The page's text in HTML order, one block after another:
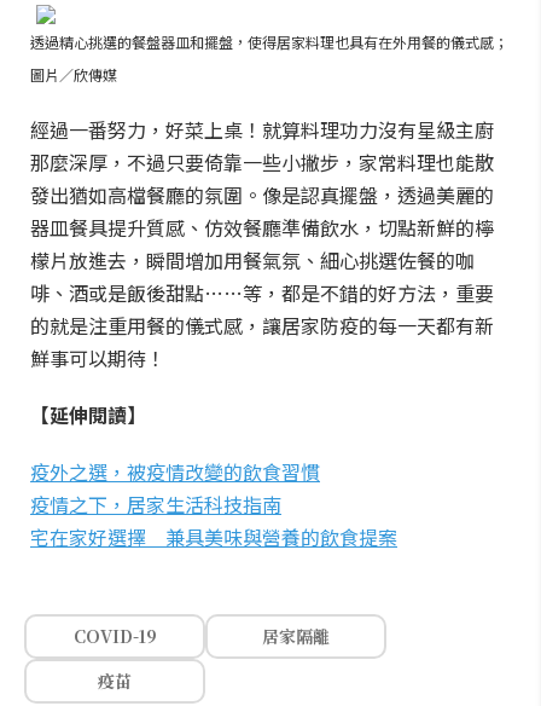
透過精心挑選的餐盤器皿和擺盤，使得居家料理也具有在外用餐的儀式感；
圖片／欣傳媒
經過一番努力，好菜上桌！就算料理功力沒有星級主廚
那麼深厚，不過只要倚靠一些小撇步，家常料理也能散
發出猶如高檔餐廳的氛圍。像是認真擺盤，透過美麗的
器皿餐具提升質感、仿效餐廳準備飲水，切點新鮮的檸
檬片放進去，瞬間增加用餐氣氛、細心挑選佐餐的咖
啡、酒或是飯後甜點……等，都是不錯的好方法，重要
的就是注重用餐的儀式感，讓居家防疫的每一天都有新
鮮事可以期待！
【延伸閱讀】
疫外之選，被疫情改變的飲食習慣
疫情之下，居家生活科技指南
宅在家好選擇 兼具美味與營養的飲食提案
COVID-19
居家隔離
疫苗